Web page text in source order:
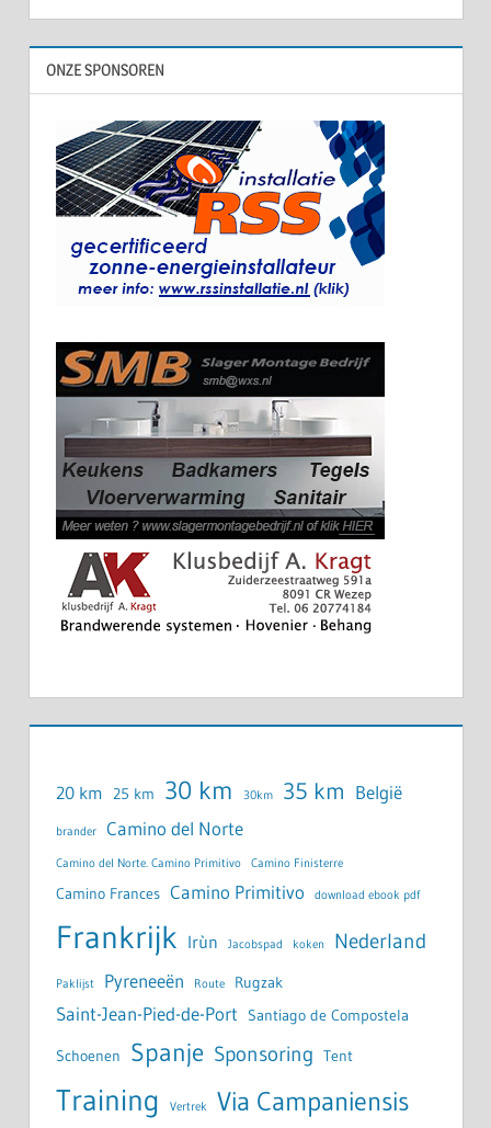
ONZE SPONSOREN
20 km 25 km 30 km 30km 35 km België
brander Camino del Norte
Camino del Norte. Camino Primitivo Camino Finisterre
Camino Frances Camino Primitivo download ebook pdf
Frankrijk Irùn Jacobspad koken Nederland
Paklijst Pyreneeën Route Rugzak
Saint-Jean-Pied-de-Port Santiago de Compostela
Schoenen Spanje Sponsoring Tent
Training Vertrek Via Campaniensis